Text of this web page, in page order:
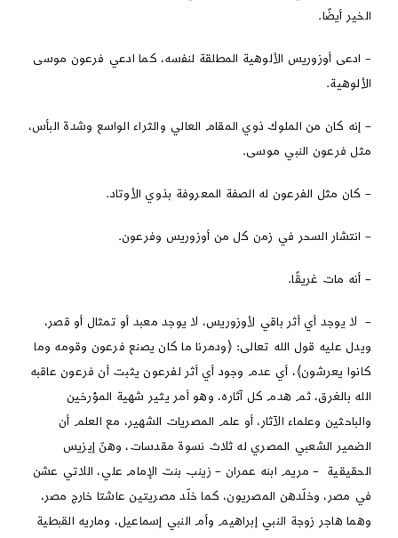
الخير أيضًا.
– ادعى أوزوريس الألوهية اﻟﻤﻄﻠﻘﺔ ﻟﻨﻔسه، كما ادعي فرعون موسى
الألوهية.
– إنه ﻛﺎن ﻣﻦ اﻟﻤﻠﻮك ذوي اﻟﻤﻘﺎم اﻟﻌﺎﻟﻲ واﻟﺜﺮاء اﻟﻮاﺳﻊ وﺷﺪة اﻟﺒﺄس،
مثل فرعون النبي موسى.
– كان مثل الفرعون له اﻟﺼﻔﺔ اﻟﻤﻌﺮوﻓﺔ ﺑﺬوي الأوتاد.
– اﻧﺘﺸﺎر اﻟﺴﺤﺮ ﻓﻲ زﻣن ﻛل من أوزوريس وفرعون.
– أنه ﻣﺎت غريقًا.
– لا يوجد أي أثر باقي لأوزوريس، لا يوجد معبد أو تمثال أو قصر،
ويدل عليه قول الله تعالى: ﴿ودمرنا ما كان يصنع فرعون وقومه وما
كانوا يعرشون﴾، أي عدم وجود أي أثر لفرعون يثبت أن فرعون عاقبه
الله بالغرق، ثم هدم كل آثاره، وهو أمر يثير شهية المؤرخين
والباحثين وعلماء الآثار، أو علم المصريات الشهير، مع العلم أن
الضمير الشعبي المصري له ثلاث نسوة مقدسات، وهنّ إيزيس
الحقيقية – مريم ابنه عمران – زينب بنت الإمام علي، اللاتي عشن
في مصر، وخلّدهن المصريون، كما خلّد مصريتين عاشتا خارج مصر،
وهما هاجر زوجة النبي إبراهيم وأم النبي إسماعيل، وماريه القبطية